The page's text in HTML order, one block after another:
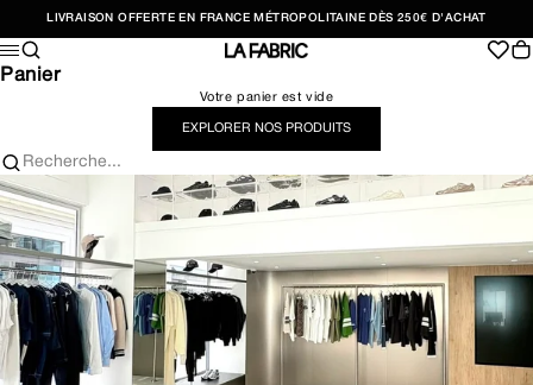
LIVRAISON OFFERTE EN FRANCE MÉTROPOLITAINE DÈS 250€ D'ACHAT
LA FABRIC SHOP
Menu
Recherche
Panier
Votre panier est vide
EXPLORER NOS PRODUITS
Recherche...